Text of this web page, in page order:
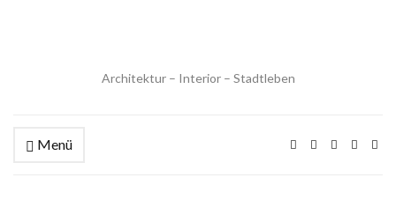
Architektur – Interior – Stadtleben
Menü